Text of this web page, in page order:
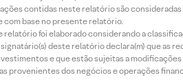
contidas neste relatório são consideradas
com base no presente relatório.
relatório foi elaborado considerando a
signatário(s) deste relatório declara(m) que as
e que estão sujeitas a
provenientes dos negócios e operações